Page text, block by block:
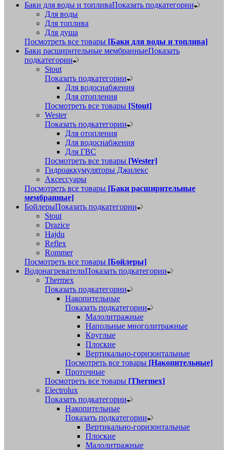
Баки для воды и топливаПоказать подкатегории
Для воды
Для топлива
Для душа
Посмотреть все товары [Баки для воды и топлива]
Баки расширительные мембранныеПоказать
подкатегории
Stout
Показать подкатегории
Для водоснабжения
Для отопления
Посмотреть все товары [Stout]
Wester
Показать подкатегории
Для отопления
Для водоснабжения
Для ГВС
Посмотреть все товары [Wester]
Гидроаккумуляторы Джилекс
Аксессуары
Посмотреть все товары [Баки расширительные
мембранные]
БойлерыПоказать подкатегории
Stout
Drazice
Hajdu
Reflex
Rommer
Посмотреть все товары [Бойлеры]
ВодонагревателиПоказать подкатегории
Thermex
Показать подкатегории
Накопительные
Показать подкатегории
Малолитражные
Напольные многолитражные
Круглые
Плоские
Вертикально-горизонтальные
Посмотреть все товары [Накопительные]
Проточные
Посмотреть все товары [Thermex]
Electrolux
Показать подкатегории
Накопительные
Показать подкатегории
Вертикально-горизонтальные
Плоские
Малолитражные